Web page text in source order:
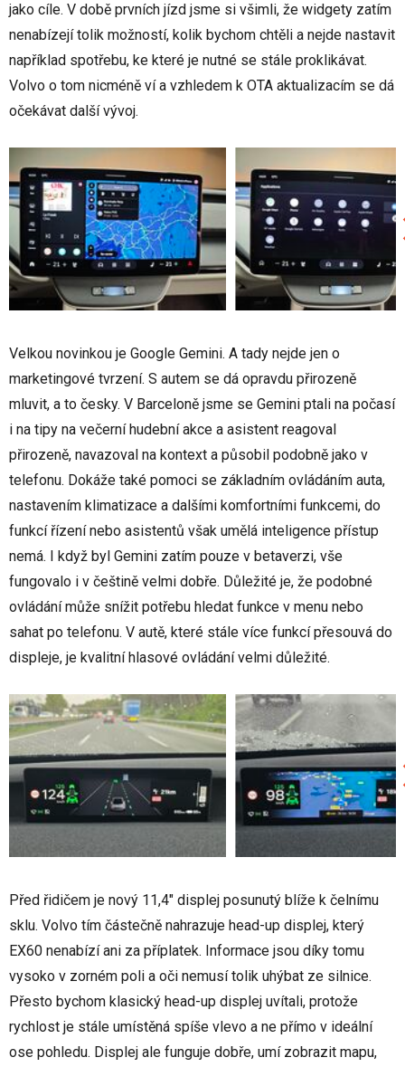
jako cíle. V době prvních jízd jsme si všimli, že widgety zatím
nenabízejí tolik možností, kolik bychom chtěli a nejde nastavit
například spotřebu, ke které je nutné se stále proklikávat.
Volvo o tom nicméně ví a vzhledem k OTA aktualizacím se dá
očekávat další vývoj.
Velkou novinkou je Google Gemini. A tady nejde jen o
marketingové tvrzení. S autem se dá opravdu přirozeně
mluvit, a to česky. V Barceloně jsme se Gemini ptali na počasí
i na tipy na večerní hudební akce a asistent reagoval
přirozeně, navazoval na kontext a působil podobně jako v
telefonu. Dokáže také pomoci se základním ovládáním auta,
nastavením klimatizace a dalšími komfortními funkcemi, do
funkcí řízení nebo asistentů však umělá inteligence přístup
nemá. I když byl Gemini zatím pouze v betaverzi, vše
fungovalo i v češtině velmi dobře. Důležité je, že podobné
ovládání může snížit potřebu hledat funkce v menu nebo
sahat po telefonu. V autě, které stále více funkcí přesouvá do
displeje, je kvalitní hlasové ovládání velmi důležité.
Před řidičem je nový 11,4" displej posunutý blíže k čelnímu
sklu. Volvo tím částečně nahrazuje head-up displej, který
EX60 nenabízí ani za příplatek. Informace jsou díky tomu
vysoko v zorném poli a oči nemusí tolik uhýbat ze silnice.
Přesto bychom klasický head-up displej uvítali, protože
rychlost je stále umístěná spíše vlevo a ne přímo v ideální
ose pohledu. Displej ale funguje dobře, umí zobrazit mapu,